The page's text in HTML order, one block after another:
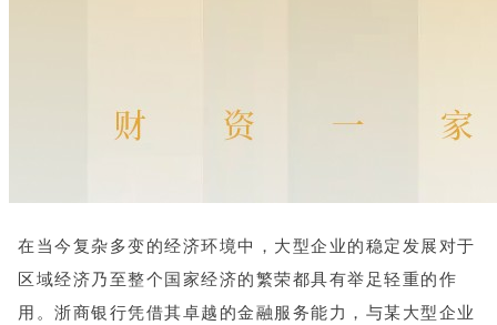
在当今复杂多变的经济环境中，大型企业的稳定发展对于
区域经济乃至整个国家经济的繁荣都具有举足轻重的作
用。 浙商银行凭借其卓越的金融服务能力，与某大型企业